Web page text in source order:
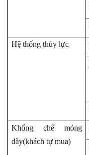
Hệ thống thủy lực
Khống chế mỏng
dày(khách tự mua)